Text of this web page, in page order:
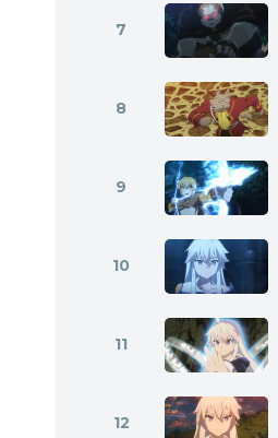
7
8
9
10
11
12